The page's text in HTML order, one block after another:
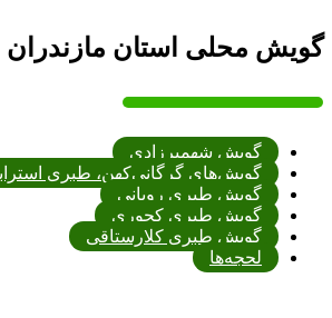
گویش محلی استان مازندران
گویش شهمیرزادی
گویش‌های گرگانی‌کهن، طبری
گویش طبری رویانی
گویش طبری کجوری
گویش طبری کلارستاقی
لحجه‌ها